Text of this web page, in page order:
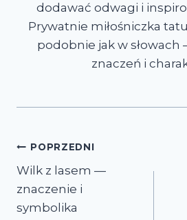
dodawać odwagi i
Prywatnie miłośniczka
podobnie jak w słowach
znaczeń i
Nawigacja
wpisu
POPRZEDNI
Wilk z lasem —
znaczenie i
symbolika